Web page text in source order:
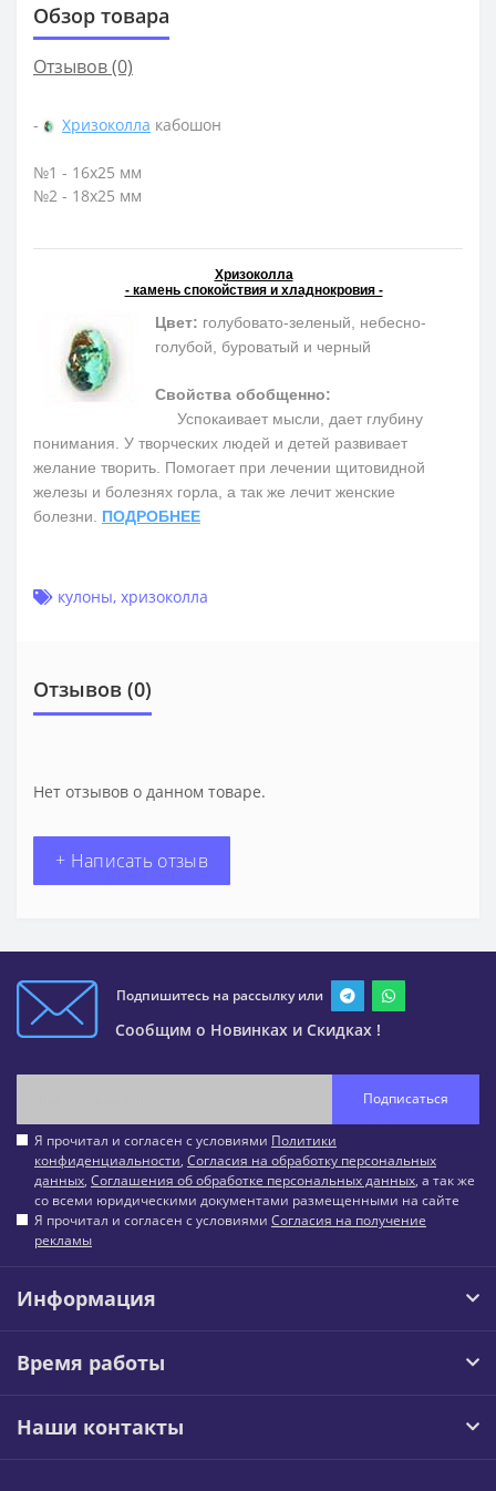
Обзор товара
Отзывов (0)
- Хризоколла кабошон
№1 - 16х25 мм
№2 - 18х25 мм
Хризоколла
- камень спокойствия и хладнокровия -
Цвет: голубовато-зеленый, небесно-
голубой, буроватый и черный
Свойства обобщенно:
Успокаивает мысли, дает глубину
понимания. У творческих людей и детей развивает
желание творить. Помогает при лечении щитовидной
железы и болезнях горла, а так же лечит женские
болезни. ПОДРОБНЕЕ
кулоны, хризоколла
Отзывов (0)
Нет отзывов о данном товаре.
+ Написать отзыв
Подпишитесь на рассылку или
Сообщим о Новинках и Скидках !
Подписаться
Я прочитал и согласен с условиями Политики
конфиденциальности, Согласия на обработку персональных
данных, Соглашения об обработке персональных данных, а так же
со всеми юридическими документами размещенными на сайте
Я прочитал и согласен с условиями Согласия на получение
рекламы
Информация
Время работы
Наши контакты